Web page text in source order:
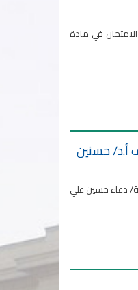
اللذين لم يؤدوا الامتحان في مادة
أ.د/ حسنين
دعاء حسين علي